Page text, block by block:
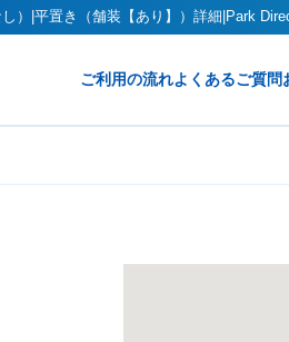
）|平置き（舗装【あり】）詳細|Park
ご利用の流れよくあるご質問